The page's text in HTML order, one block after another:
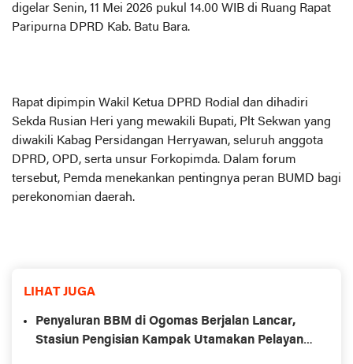
digelar Senin, 11 Mei 2026 pukul 14.00 WIB di Ruang Rapat
Paripurna DPRD Kab. Batu Bara.
Rapat dipimpin Wakil Ketua DPRD Rodial dan dihadiri
Sekda Rusian Heri yang mewakili Bupati, Plt Sekwan yang
diwakili Kabag Persidangan Herryawan, seluruh anggota
DPRD, OPD, serta unsur Forkopimda. Dalam forum
tersebut, Pemda menekankan pentingnya peran BUMD bagi
perekonomian daerah.
LIHAT JUGA
Penyaluran BBM di Ogomas Berjalan Lancar,
Stasiun Pengisian Kampak Utamakan Pelayanan